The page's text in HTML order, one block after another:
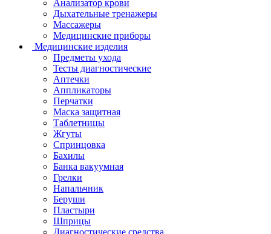
Анализатор крови
Дыхательные тренажеры
Массажеры
Медицинские приборы
Медицинские изделия
Предметы ухода
Тесты диагностические
Аптечки
Аппликаторы
Перчатки
Маска защитная
Таблетницы
Жгуты
Спринцовка
Бахилы
Банка вакуумная
Грелки
Напальчник
Беруши
Пластыри
Шприцы
Диагностические средства